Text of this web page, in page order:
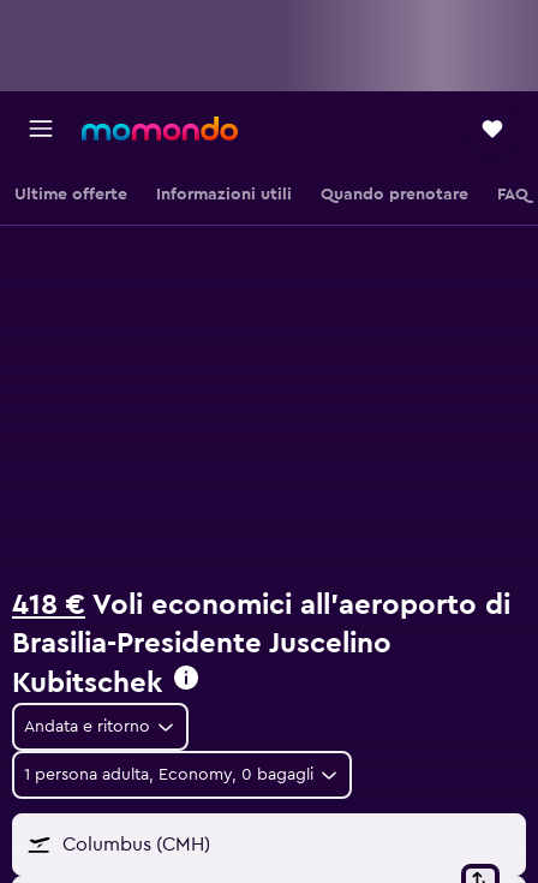
Ultime offerte Informazioni utili Quando prenotare FAQ
418 € Voli economici all'aeroporto di
Brasilia-Presidente Juscelino
Kubitschek
Andata e ritorno
1 persona adulta, Economy, 0 bagagli
Columbus (CMH)